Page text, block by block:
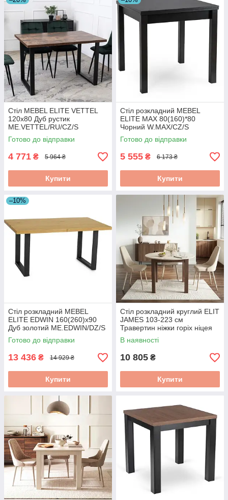
Стіл MEBEL ELITE VETTEL
120х80 Дуб рустик
ME.VETTEL/RU/CZ/S
Готово до відправки
4 771 ₴ 5 964 ₴
Купити
Стіл розкладний MEBEL
ELITE MAX 80(160)*80
Чорний W.MAX/CZ/S
Готово до відправки
5 555 ₴ 6 173 ₴
Купити
–10%
Стіл розкладний MEBEL
ELITE EDWIN 160(260)х90
Дуб золотий ME.EDWIN/DZ/S
Готово до відправки
13 436 ₴ 14 929 ₴
Купити
Стіл розкладний круглий ELIT
JAMES 103-223 см
Травертин ніжки горіх ніцея
W.JAMES/TRAW/ONI/S
В наявності
10 805 ₴
Купити